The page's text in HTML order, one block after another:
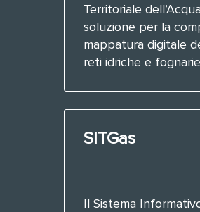
Territoriale
soluzione per la
mappatura digitale
reti idriche e
SITGas
Il Sistema